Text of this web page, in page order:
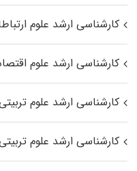
کارشناسی ارشد علوم
کارشناسی ارشد علوم
کارشناسی ارشد علوم
کارشناسی ارشد علوم تربیتی